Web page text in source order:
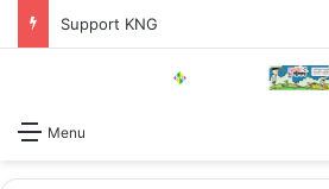
Support KNG
Menu